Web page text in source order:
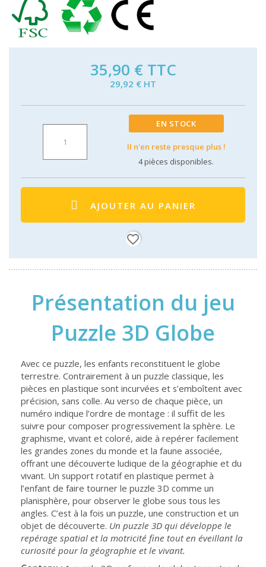
35,90 € TTC
29,92 € HT
EN STOCK
Il n'en reste presque plus !
4pièces disponibles.
AJOUTER AU PANIER
favorite_border
Présentation du jeu
Puzzle 3D Globe
Avec ce puzzle, les enfants reconstituent le globe
terrestre. Contrairement à un puzzle classique, les
pièces en plastique sont incurvées et s’emboîtent avec
précision, sans colle. Au verso de chaque pièce, un
numéro indique l’ordre de montage : il suffit de les
suivre pour composer progressivement la sphère. Le
graphisme, vivant et coloré, aide à repérer facilement
les grandes zones du monde et la faune associée,
offrant une découverte ludique de la géographie et du
vivant. Un support rotatif en plastique permet à
l’enfant de faire tourner le puzzle 3D comme un
planisphère, pour observer le globe sous tous les
angles. C’est à la fois un puzzle, une construction et un
objet de découverte. Un puzzle 3D qui développe le
repérage spatial et la motricité fine tout en éveillant la
curiosité pour la géographie et le vivant.